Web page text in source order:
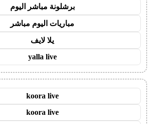
برشلونة مباشر اليوم
مباريات اليوم مباشر
يلا لايف
yalla live
koora live
koora live